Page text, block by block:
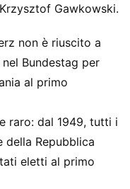
Gawkowski.
non è riuscito a
Bundestag per
al primo
raro: dal 1949, tutti i
della Repubblica
eletti al primo